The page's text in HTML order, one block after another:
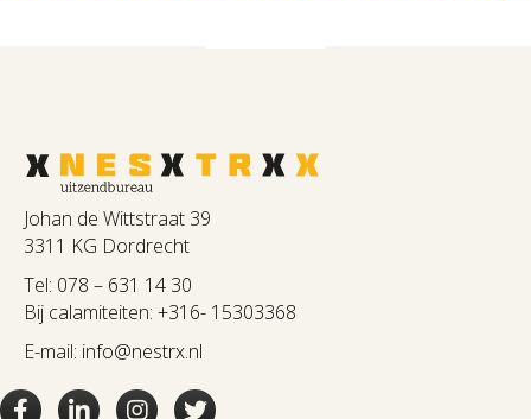
Johan de Wittstraat 39
3311 KG Dordrecht
Tel: 078 – 631 14 30
Bij calamiteiten: +316- 15303368
E-mail: info@nestrx.nl